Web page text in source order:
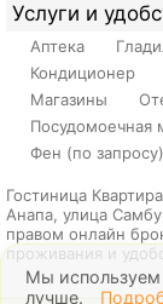
Услуги и
Аптека
Кондиционер
Магазины
Посудомоечная
Фен (по запросу)
Гостиница
Анапа, улица
правом онлайн
проживания и
Мы используем
лучше.